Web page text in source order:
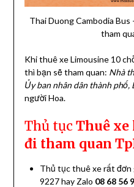
Thai Duong Cambodia
tham
Khi thuê xe Limousine 10
thì bạn sẽ tham quan: Nhà
Ủy ban nhân dân thành
người Hoa.
Thủ tục Thuê xe
đi tham quan
Thủ tục thuê xe rất đơn
9227 hay Zalo 08 68 56